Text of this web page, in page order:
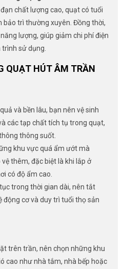
chất lượng cao, quạt có tuổi
bảo trì thường xuyên. Đồng thời,
lượng, giúp giảm chi phí điện
trình sử dụng.
QUẠT HÚT ÂM TRẦN
và bền lâu, bạn nên vệ sinh
các tạp chất tích tụ trong quạt,
thông suốt.
khu vực quá ẩm ướt mà
thêm, đặc biệt là khi lắp ở
có độ ẩm cao.
trong thời gian dài, nên tắt
động cơ và duy trì tuổi thọ sản
trên trần, nên chọn những khu
cao như nhà tắm, nhà bếp hoặc